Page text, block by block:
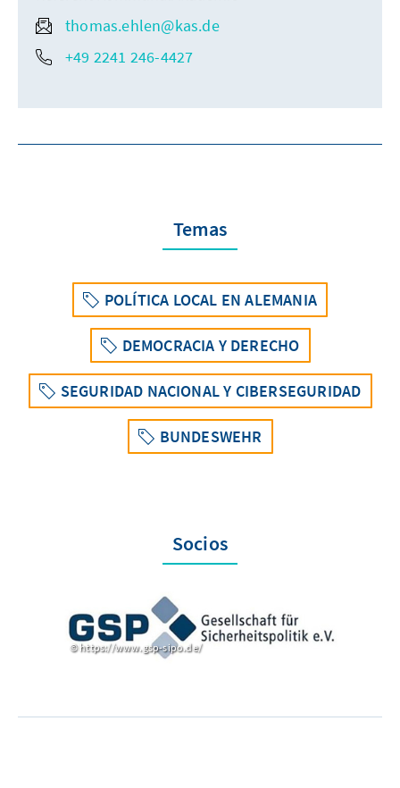
thomas.ehlen@kas.de
+49 2241 246-4427
Temas
POLÍTICA LOCAL EN ALEMANIA
DEMOCRACIA Y DERECHO
SEGURIDAD NACIONAL Y CIBERSEGURIDAD
BUNDESWEHR
Socios
https://www.gsp-sipo.de/